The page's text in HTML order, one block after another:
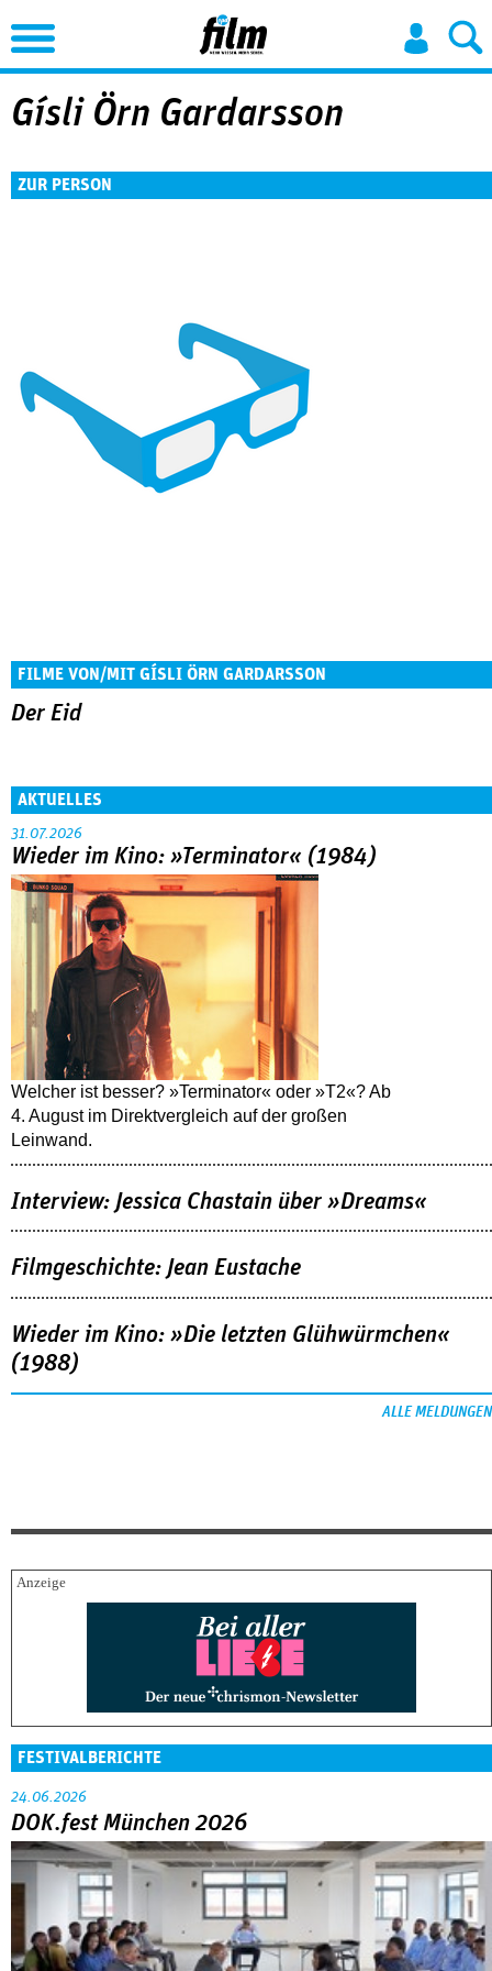
Jump to Navigation
Gísli Örn Gardarsson
ZUR PERSON
FILME VON/MIT GÍSLI ÖRN GARDARSSON
Der Eid
AKTUELLES
31.07.2026
Wieder im Kino: »Terminator« (1984)
Welcher ist besser? »Terminator« oder »T2«? Ab
4. August im Direktvergleich auf der großen
Leinwand.
Interview: Jessica Chastain über »Dreams«
Filmgeschichte: Jean Eustache
Wieder im Kino: »Die letzten Glühwürmchen«
(1988)
ALLE MELDUNGEN
FESTIVALBERICHTE
24.06.2026
DOK.fest München 2026